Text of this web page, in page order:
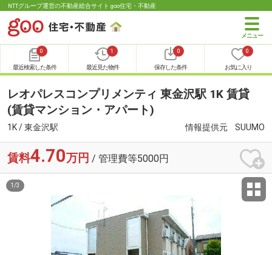
NTTグループ運営の不動産総合サイト goo住宅・不動産
0
最近検索した条件
1
最近見た物件
0
保存した条件
0
お気に入り
レオパレスコンプリメンティ 東金沢駅 1K 賃貸
(賃貸マンション・アパート)
1K / 東金沢駅 情報提供元 SUUMO
賃料4.70万円 / 管理費等5000円
1 /3